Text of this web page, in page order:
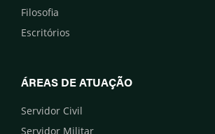
Filosofia
Escritórios
ÁREAS DE ATUAÇÃO
Servidor Civil
Servidor Militar